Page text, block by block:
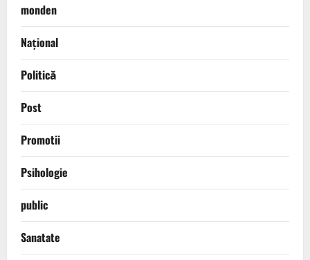
monden
Național
Politică
Post
Promotii
Psihologie
public
Sanatate